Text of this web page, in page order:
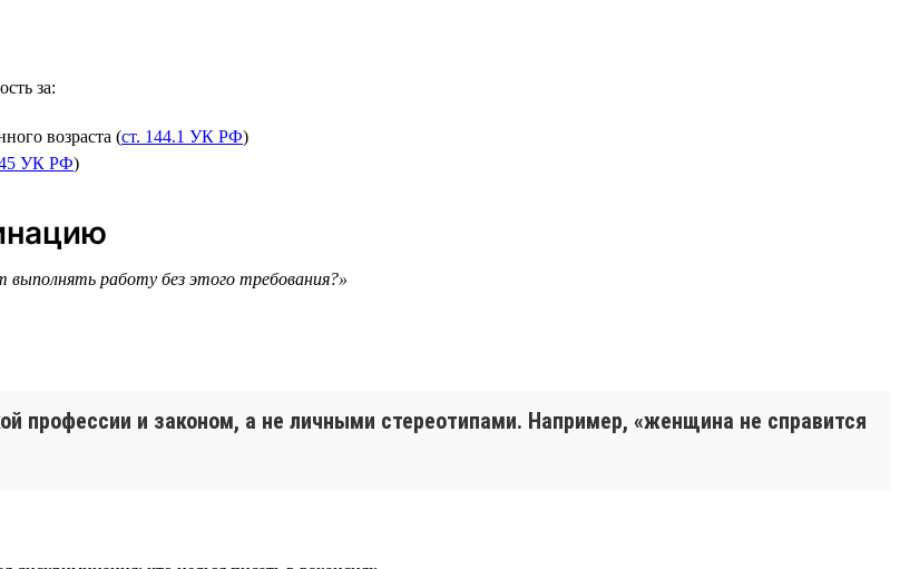
за:
возраста (ст. 144.1 УК РФ)
УК РФ)
работу без этого требования?»
профессии и законом, а не личными стереотипами. Например, «женщина не справится